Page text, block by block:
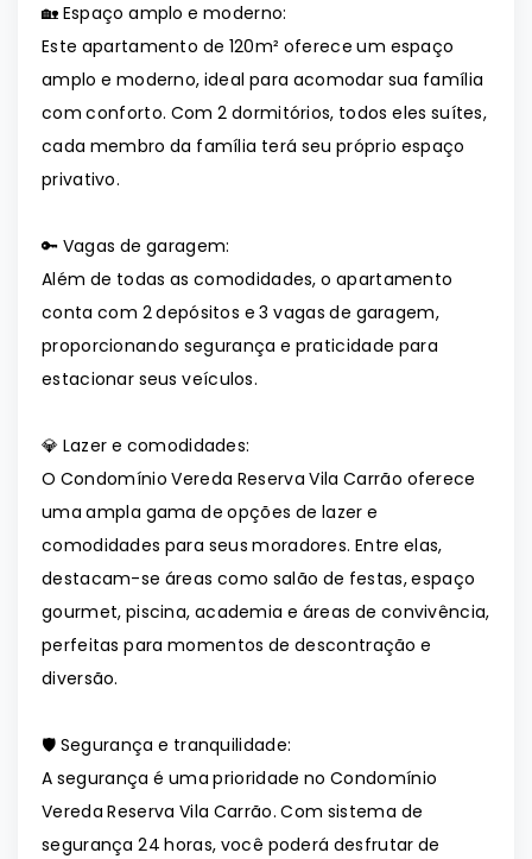
🏡 Espaço amplo e moderno:
Este apartamento de 120m² oferece um espaço
amplo e moderno, ideal para acomodar sua família
com conforto. Com 2 dormitórios, todos eles suítes,
cada membro da família terá seu próprio espaço
privativo.
🔑 Vagas de garagem:
Além de todas as comodidades, o apartamento
conta com 2 depósitos e 3 vagas de garagem,
proporcionando segurança e praticidade para
estacionar seus veículos.
💎 Lazer e comodidades:
O Condomínio Vereda Reserva Vila Carrão oferece
uma ampla gama de opções de lazer e
comodidades para seus moradores. Entre elas,
destacam-se áreas como salão de festas, espaço
gourmet, piscina, academia e áreas de convivência,
perfeitas para momentos de descontração e
diversão.
🛡️ Segurança e tranquilidade:
A segurança é uma prioridade no Condomínio
Vereda Reserva Vila Carrão. Com sistema de
segurança 24 horas, você poderá desfrutar de